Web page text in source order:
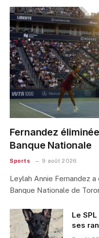
Fernandez
Banque Nationale
Sports 9 août 2026
Leylah Annie Fernandez a
Banque Nationale de
Le
ses